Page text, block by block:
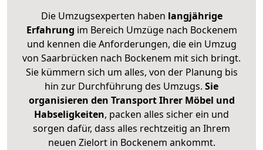
Die Umzugsexperten haben langjährige
Erfahrung im Bereich Umzüge nach Bockenem
und kennen die Anforderungen, die ein Umzug
von Saarbrücken nach Bockenem mit sich bringt.
Sie kümmern sich um alles, von der Planung bis
hin zur Durchführung des Umzugs. Sie
organisieren den Transport Ihrer Möbel und
Habseligkeiten, packen alles sicher ein und
sorgen dafür, dass alles rechtzeitig an Ihrem
neuen Zielort in Bockenem ankommt.